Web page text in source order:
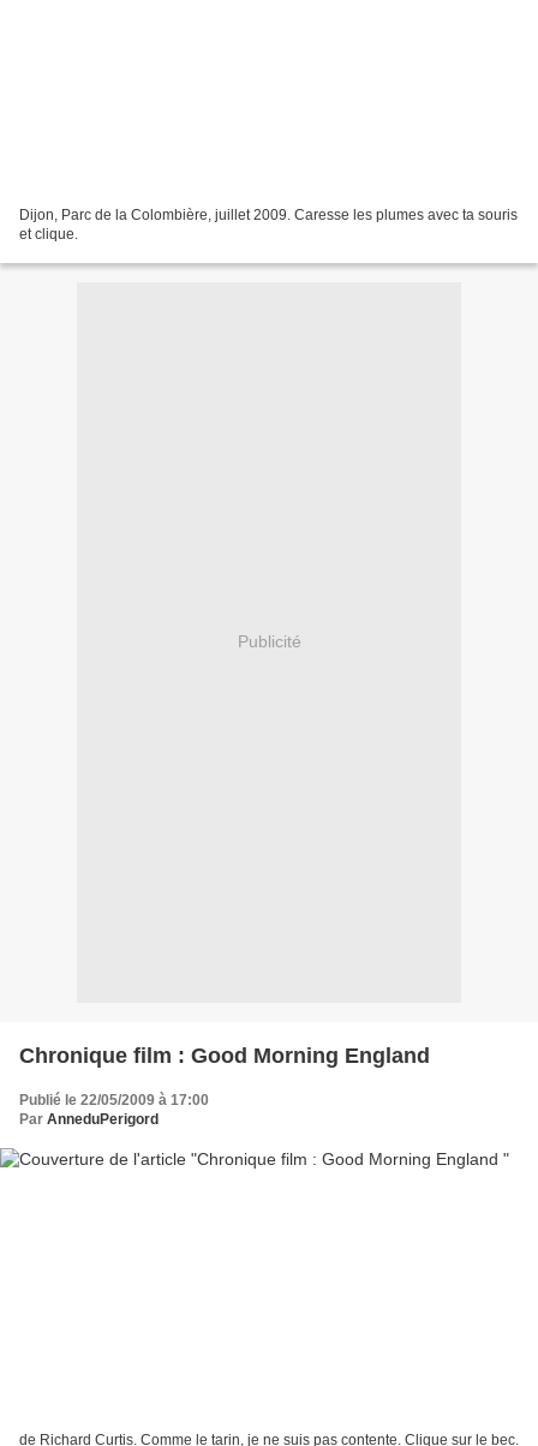
Dijon, Parc de la Colombière, juillet 2009. Caresse les plumes avec ta souris
et clique.
Publicité
Chronique film : Good Morning England
Publié le 22/05/2009 à 17:00
Par AnneduPerigord
de Richard Curtis. Comme le tarin, je ne suis pas contente. Clique sur le bec.